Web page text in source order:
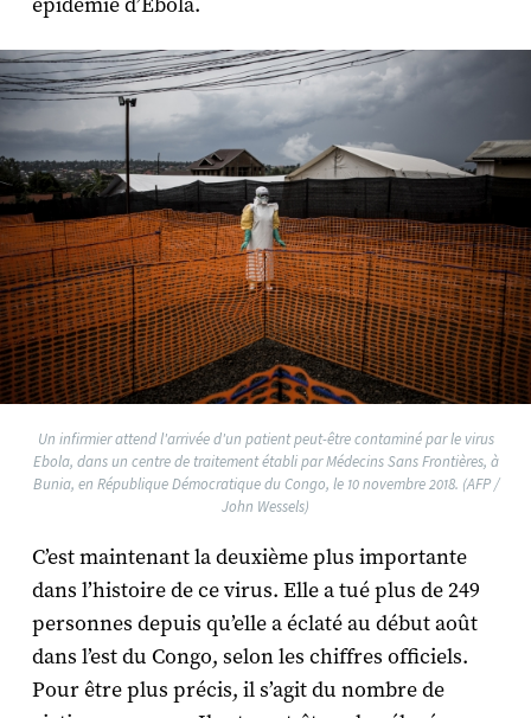
Un infirmier attend l'arrivée d'un patient peut-être contaminé par le virus
Ebola, dans un centre de traitement établi par Médecins Sans Frontières, à
Bunia, en République Démocratique du Congo, le 10 novembre 2018. (AFP /
John Wessels)
C’est maintenant la deuxième plus importante
dans l’histoire de ce virus. Elle a tué plus de 249
personnes depuis qu’elle a éclaté au début août
dans l’est du Congo, selon les chiffres officiels.
Pour être plus précis, il s’agit du nombre de